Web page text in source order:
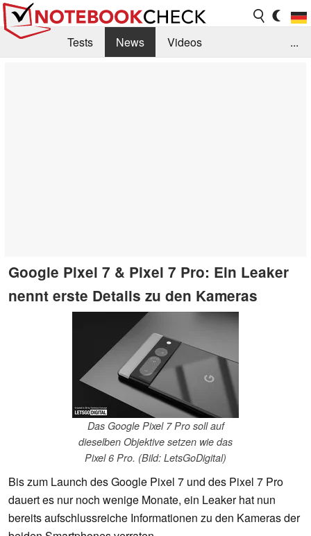
Tests News
Videos
...
Google Pixel 7 & Pixel 7 Pro: Ein Leaker
nennt erste Details zu den Kameras
Das Google Pixel 7 Pro soll auf
dieselben Objektive setzen wie das
Pixel 6 Pro. (Bild: LetsGoDigital)
Bis zum Launch des Google Pixel 7 und des Pixel 7 Pro
dauert es nur noch wenige Monate, ein Leaker hat nun
bereits aufschlussreiche Informationen zu den Kameras der